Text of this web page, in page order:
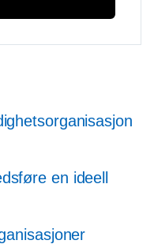
en ideell